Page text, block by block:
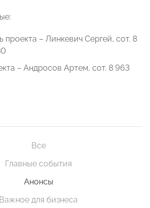
проекта – Линкевич Сергей, сот. 8
– Андросов Артем, сот. 8 963
Все
Главные события
Анонсы
Важное для бизнеса